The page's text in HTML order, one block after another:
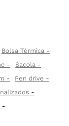
Bolsa Térmica
Sacola
Pen drive